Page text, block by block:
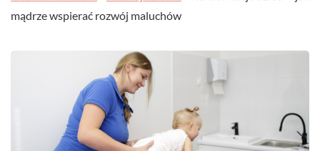
mądrze wspierać rozwój maluchów